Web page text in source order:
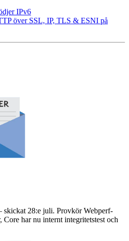
IPv6
över SSL, IP, TLS & ESNI på
skickat 28:e juli. Provkör Webperf-
Core har nu internt integritetstest och